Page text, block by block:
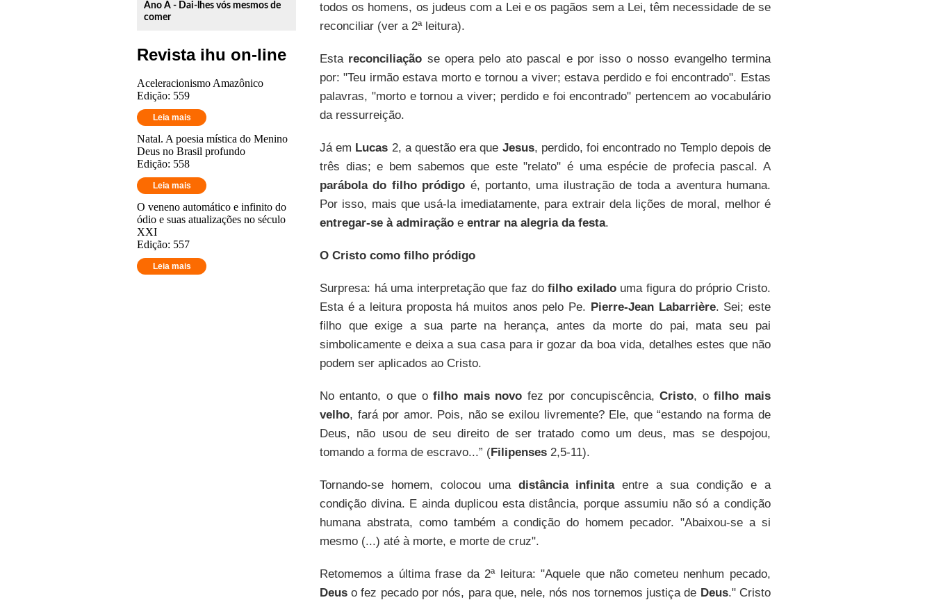
Ano A - Dai-lhes vós mesmos de
comer
Revista ihu on-line
Aceleracionismo Amazônico
Edição: 559
Leia mais
Natal. A poesia mística do Menino
Deus no Brasil profundo
Edição: 558
Leia mais
O veneno automático e infinito do
ódio e suas atualizações no século
XXI
Edição: 557
Leia mais
todos os homens, os judeus com a Lei e os pagãos sem a Lei, têm necessidade de se
reconciliar (ver a 2ª leitura).
Esta reconciliação se opera pelo ato pascal e por isso o nosso evangelho termina
por: "Teu irmão estava morto e tornou a viver; estava perdido e foi encontrado". Estas
palavras, "morto e tornou a viver; perdido e foi encontrado" pertencem ao vocabulário
da ressurreição.
Já em Lucas 2, a questão era que Jesus, perdido, foi encontrado no Templo depois de
três dias; e bem sabemos que este "relato" é uma espécie de profecia pascal. A
parábola do filho pródigo é, portanto, uma ilustração de toda a aventura humana.
Por isso, mais que usá-la imediatamente, para extrair dela lições de moral, melhor é
entregar-se à admiraçãoeentrar na alegria da festa.
O Cristo como filho pródigo
Surpresa: há uma interpretação que faz dofilho exiladouma figura do próprio Cristo.
Esta é a leitura proposta há muitos anos pelo Pe. Pierre-Jean Labarrière. Sei; este
filho que exige a sua parte na herança, antes da morte do pai, mata seu pai
simbolicamente e deixa a sua casa para ir gozar da boa vida, detalhes estes que não
podem ser aplicados ao Cristo.
No entanto, o que ofilho mais novo fez por concupiscência,Cristo, ofilho mais
velho, fará por amor. Pois, não se exilou livremente? Ele, que “estando na forma de
Deus, não usou de seu direito de ser tratado como um deus, mas se despojou,
tomando a forma de escravo...” (Filipenses2,5-11).
Tornando-se homem, colocou uma distância infinitaentre a sua condição e a
condição divina. E ainda duplicou esta distância, porque assumiu não só a condição
humana abstrata, como também a condição do homem pecador. "Abaixou-se a si
mesmo (...) até à morte, e morte de cruz".
Retomemos a última frase da 2ª leitura: "Aquele que não cometeu nenhum pecado,
Deuso fez pecado por nós, para que, nele, nós nos tornemos justiça de Deus." Cristo